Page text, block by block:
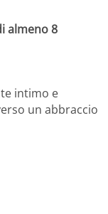
almeno 8
intimo e
un abbraccio